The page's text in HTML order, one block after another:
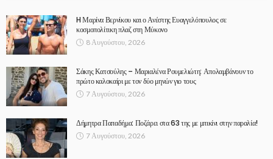
H Μαρίνα Βερνίκου και ο Ανέστης Ευαγγελόπουλος σε
κοσμοπολίτικη πλαζ στη Μύκονο
8 Αυγούστου, 2026
Σάκης Κατσούλης – Μαριαλένα Ρουμελιώτη: Απολαμβάνουν το
πρώτο καλοκαίρι με τον δύο μηνών γιο τους
7 Αυγούστου, 2026
Δήμητρα Παπαδήμα: Ποζάρει στα 63 της με μπικίνι στην παραλία!
7 Αυγούστου, 2026